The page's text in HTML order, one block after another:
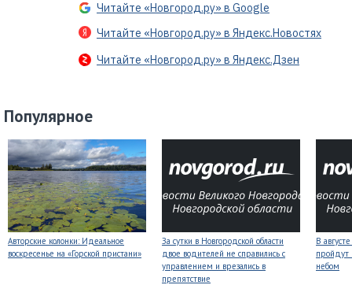
Читайте «Новгород.ру» в Google
Читайте «Новгород.ру» в Яндекс.Новостях
Читайте «Новгород.ру» в Яндекс.Дзен
Популярное
Авторские колонки: Идеальное
воскресенье на «Горской пристани»
За сутки в Новгородской области
двое водителей не справились с
управлением и врезались в
препятствие
В
небом